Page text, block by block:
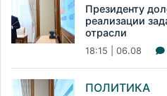
Президенту
реализации
отрасли
18:15 | 06.08
ПОЛИТИКА